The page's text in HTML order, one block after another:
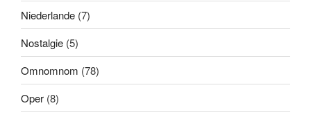
Niederlande (7)
Nostalgie (5)
Omnomnom (78)
Oper (8)